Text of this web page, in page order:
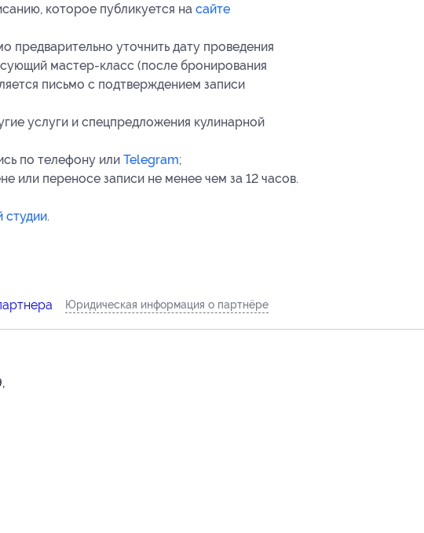
которое публикуется на сайте
предварительно уточнить дату проведения
мастер-класс (после бронирования
письмо с подтверждением записи
услуги и спецпредложения кулинарной
по телефону или Telegram;
или переносе записи не менее чем за 12 часов.
студии.
Юридическая информация о партнёре